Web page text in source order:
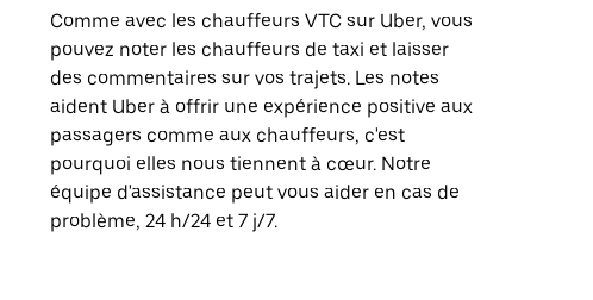
Comme avec les chauffeurs VTC sur Uber, vous
pouvez noter les chauffeurs de taxi et laisser
des commentaires sur vos trajets. Les notes
aident Uber à offrir une expérience positive aux
passagers comme aux chauffeurs, c'est
pourquoi elles nous tiennent à cœur. Notre
équipe d'assistance peut vous aider en cas de
problème, 24 h/24 et 7 j/7.